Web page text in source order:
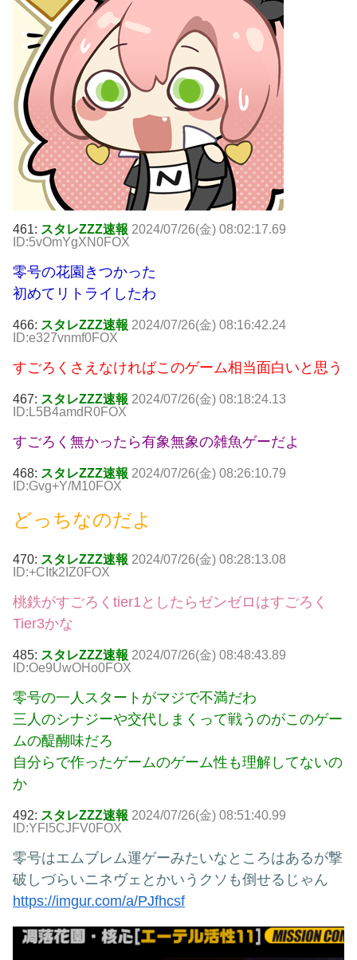
461: スタレZZZ速報 2024/07/26(金) 08:02:17.69
ID:5vOmYgXN0FOX
零号の花園きつかった
初めてリトライしたわ
466: スタレZZZ速報 2024/07/26(金) 08:16:42.24
ID:e327vnmf0FOX
すごろくさえなければこのゲーム相当面白いと思う
467: スタレZZZ速報 2024/07/26(金) 08:18:24.13
ID:L5B4amdR0FOX
すごろく無かったら有象無象の雑魚ゲーだよ
468: スタレZZZ速報 2024/07/26(金) 08:26:10.79
ID:Gvg+Y/M10FOX
どっちなのだよ
470: スタレZZZ速報 2024/07/26(金) 08:28:13.08
ID:+CItk2IZ0FOX
桃鉄がすごろくtier1としたらゼンゼロはすごろく
Tier3かな
485: スタレZZZ速報 2024/07/26(金) 08:48:43.89
ID:Oe9UwOHo0FOX
零号の一人スタートがマジで不満だわ
三人のシナジーや交代しまくって戦うのがこのゲー
ムの醍醐味だろ
自分らで作ったゲームのゲーム性も理解してないの
か
492: スタレZZZ速報 2024/07/26(金) 08:51:40.99
ID:YFl5CJFV0FOX
零号はエムブレム運ゲーみたいなところはあるが撃
破しづらいニネヴェとかいうクソも倒せるじゃん
https://imgur.com/a/PJfhcsf